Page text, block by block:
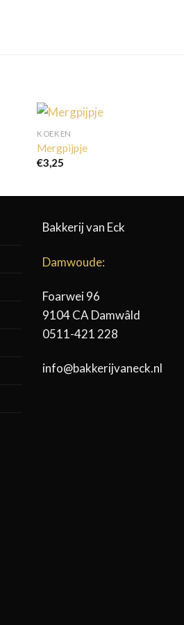
KOEKEN
Mergpijpje
€3,25
Bakkerij van Eck
Damwoude:
Foarwei 96
9104 CA Damwâld
0511-421 228
info@bakkerijvaneck.nl